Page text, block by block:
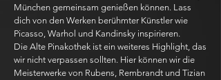
München gemeinsam genießen können. Lass
dich von den Werken berühmter Künstler wie
Picasso, Warhol und Kandinsky inspirieren.
Die Alte Pinakothek ist ein weiteres Highlight, das
wir nicht verpassen sollten. Hier können wir die
Meisterwerke von Rubens, Rembrandt und Tizian